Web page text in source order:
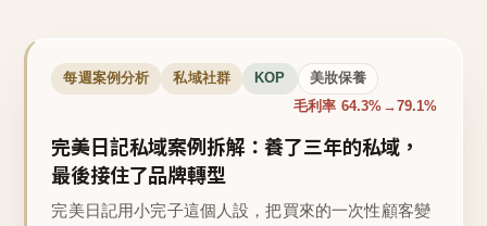
每週案例分析 私域社群 KOP 美妝保養
毛利率 64.3%→79.1%
完美日記私域案例拆解：養了三年的私域，
最後接住了品牌轉型
完美日記用小完子這個人設，把買來的一次性顧客變